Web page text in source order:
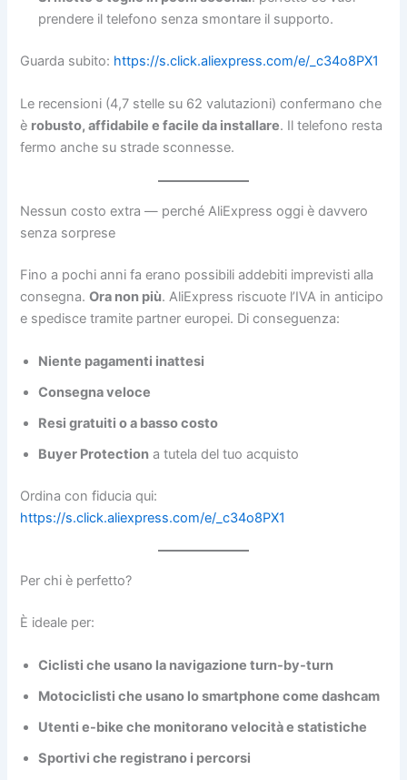
prendere il telefono senza smontare il supporto.
Guarda subito: https://s.click.aliexpress.com/e/_c34o8PX1
Le recensioni (4,7 stelle su 62 valutazioni) confermano che
è robusto, affidabile e facile da installare. Il telefono resta
fermo anche su strade sconnesse.
Nessun costo extra — perché AliExpress oggi è davvero
senza sorprese
Fino a pochi anni fa erano possibili addebiti imprevisti alla
consegna.Ora non più. AliExpress riscuote l’IVA in anticipo
e spedisce tramite partner europei. Di conseguenza:
Niente pagamenti inattesi
Consegna veloce
Resi gratuiti o a basso costo
Buyer Protection a tutela del tuo acquisto
Ordina con fiducia qui:
https://s.click.aliexpress.com/e/_c34o8PX1
Per chi è perfetto?
È ideale per:
Ciclisti che usano la navigazione turn-by-turn
Motociclisti che usano lo smartphone come dashcam
Utenti e-bike che monitorano velocità e statistiche
Sportivi che registrano i percorsi